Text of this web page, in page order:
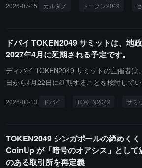
を調整できないと述べました。三者協議の
方面の同意を得ました。Intersectは、この
緊急性と引き渡しの不確実性を避ける考慮
した。Cardano財団は承認された範囲内で
に同意し、EMURGOとIntersectは過去のイ
は10月に開催される予定です。以前の6月の
2,000万ドルを超える可能性があると述べて
2026-07-15 カルダノ トークン2049
ドバイ TOKEN2049 サミットは、地
2027年4月に延期される予定です。
ディバイ TOKEN2049 サミットの主催者は
日から4月22日に延期することを検討して
中東の戦火がディバイにまで広がっていま
2026-03-13 ドバイ TOKEN2049 サミ
TOKEN2049 シンガポールの締めくく
CoinUp が「暗号のオアシス」として
のある取引所を再定義